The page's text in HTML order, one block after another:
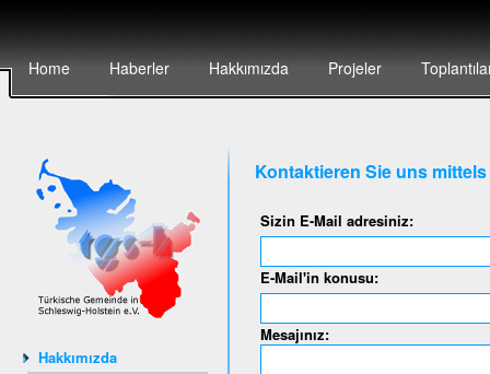
Home Haberler Hakkımızda Projeler
Hakkımızda
Kontaktieren Sie uns
Sizin E-Mail adresiniz:
E-Mail'in konusu:
Mesajınız: